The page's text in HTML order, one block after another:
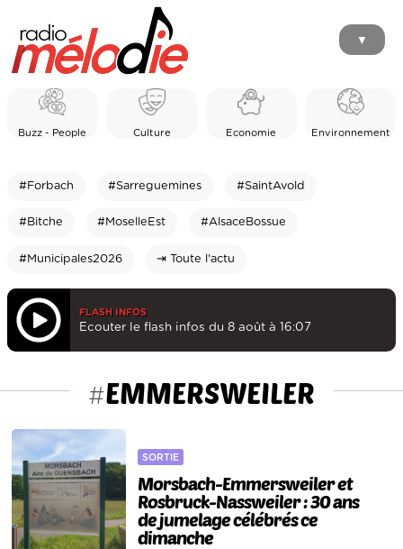
▼
Buzz - People Culture Economie Environnement
#Forbach #Sarreguemines #SaintAvold
#Bitche #MoselleEst #AlsaceBossue
#Municipales2026 ⇥ Toute l'actu
FLASH INFOS
Ecouter le flash infos du 8 août à 16:07
#EMMERSWEILER
SORTIE
Morsbach-Emmersweiler et
Rosbruck-Nassweiler : 30 ans
de jumelage célébrés ce
dimanche